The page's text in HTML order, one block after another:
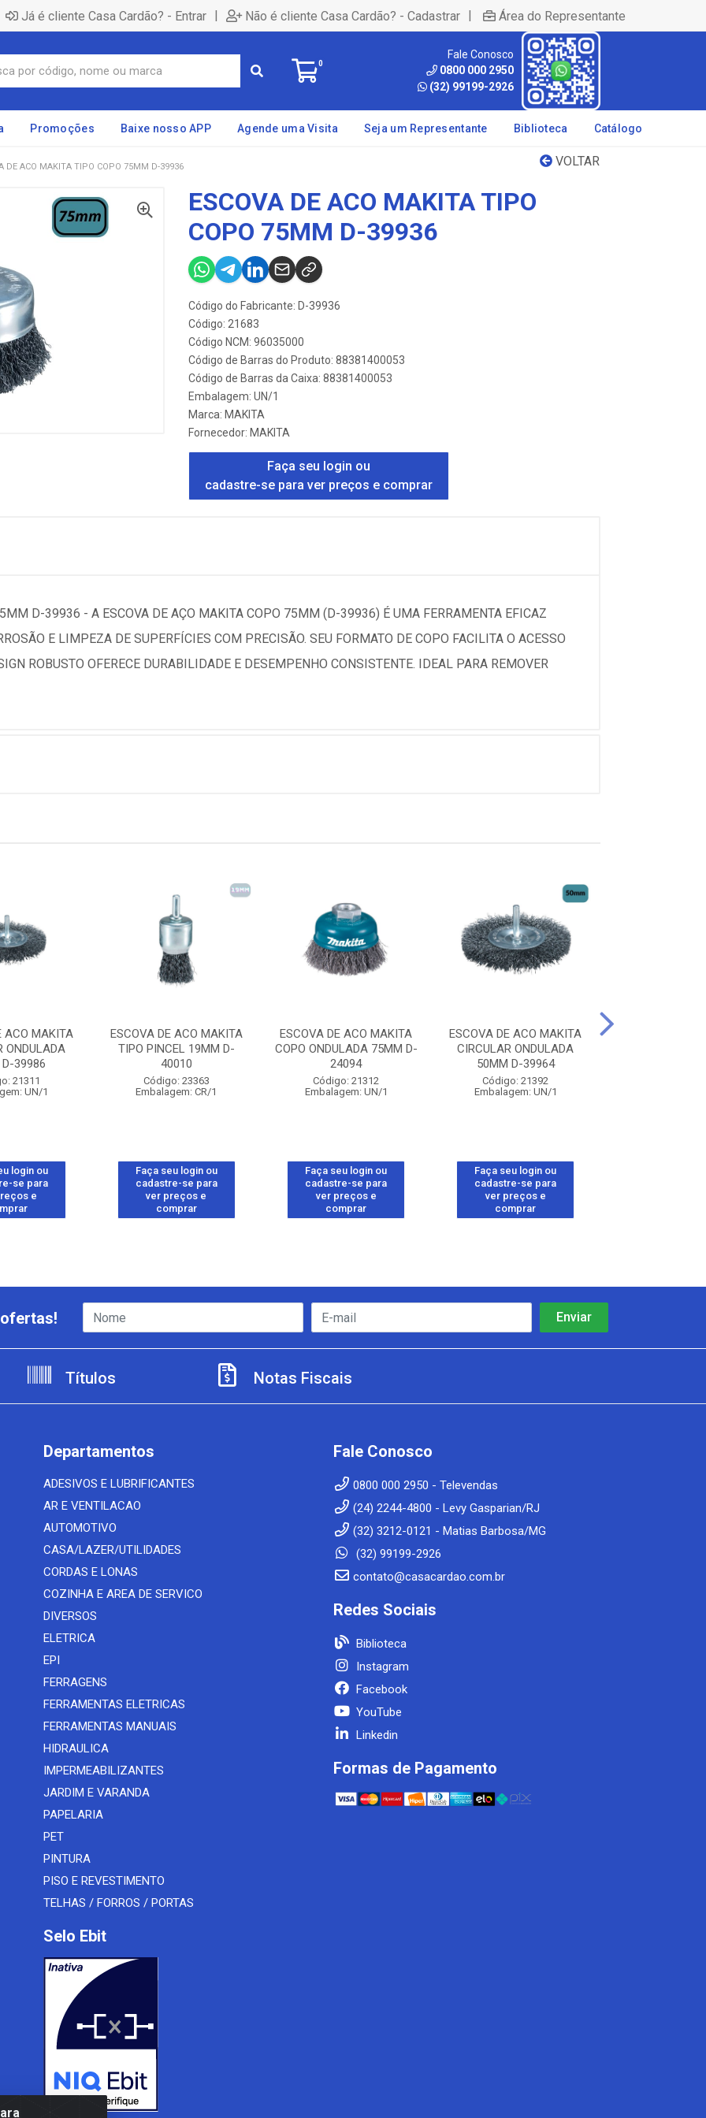
Já é cliente Casa Cardão? - Entrar | Não é cliente Casa Cardão? - Cadastrar | Área do Representante
0
Fale Conosco
0800 000 2950
(32) 99199-2926
Promoções Baixe nosso APP Agende uma Visita Seja um Representante Biblioteca Catálogo
VOLTAR
DE ACO MAKITA TIPO COPO 75MM D-39936
ESCOVA DE ACO MAKITA TIPO
COPO 75MM D-39936
Código do Fabricante: D-39936
Código: 21683
Código NCM: 96035000
Código de Barras do Produto: 88381400053
Código de Barras da Caixa: 88381400053
Embalagem: UN/1
Marca: MAKITA
Fornecedor: MAKITA
Faça seu login ou
cadastre-se para ver preços e comprar
D-39936 - A ESCOVA DE AÇO MAKITA COPO 75MM (D-39936) É UMA FERRAMENTA EFICAZ
E LIMPEZA DE SUPERFÍCIES COM PRECISÃO. SEU FORMATO DE COPO FACILITA O ACESSO
ROBUSTO OFERECE DURABILIDADE E DESEMPENHO CONSISTENTE. IDEAL PARA REMOVER
ACO MAKITA
ONDULADA
39986
21311
UN/1
login ou
se para
e
ESCOVA DE ACO MAKITA
TIPO PINCEL 19MM D-
40010
Código: 23363
Embalagem: CR/1
Faça seu login ou
cadastre-se para
ver preços e
comprar
ESCOVA DE ACO MAKITA
COPO ONDULADA 75MM D-
24094
Código: 21312
Embalagem: UN/1
Faça seu login ou
cadastre-se para
ver preços e
comprar
ESCOVA DE ACO MAKITA
CIRCULAR ONDULADA
50MM D-39964
Código: 21392
Embalagem: UN/1
Faça seu login ou
cadastre-se para
ver preços e
comprar
Títulos Notas Fiscais
Departamentos
ADESIVOS E LUBRIFICANTES
AR E VENTILACAO
AUTOMOTIVO
CASA/LAZER/UTILIDADES
CORDAS E LONAS
COZINHA E AREA DE SERVICO
DIVERSOS
ELETRICA
EPI
FERRAGENS
FERRAMENTAS ELETRICAS
FERRAMENTAS MANUAIS
HIDRAULICA
IMPERMEABILIZANTES
JARDIM E VARANDA
PAPELARIA
PET
PINTURA
PISO E REVESTIMENTO
TELHAS / FORROS / PORTAS
Selo Ebit
Fale Conosco
0800 000 2950 - Televendas
(24) 2244-4800 - Levy Gasparian/RJ
(32) 3212-0121 - Matias Barbosa/MG
(32) 99199-2926
contato@casacardao.com.br
Redes Sociais
Biblioteca
Instagram
Facebook
YouTube
Linkedin
Formas de Pagamento